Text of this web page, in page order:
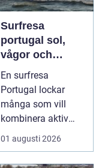
Surfresa
portugal sol,
vågor och
gemenskap året
runt
En surfresa
Portugal lockar
många som vill
kombinera aktiv
semester med
avkoppling, god
mat och enke...
01 augusti 2026